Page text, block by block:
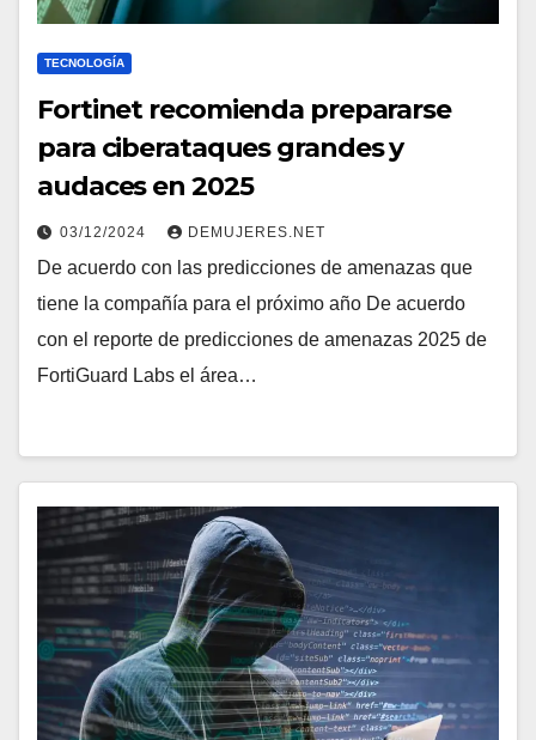
TECNOLOGÍA
Fortinet recomienda prepararse
para ciberataques grandes y
audaces en 2025
03/12/2024 DEMUJERES.NET
De acuerdo con las predicciones de amenazas que
tiene la compañía para el próximo año De acuerdo
con el reporte de predicciones de amenazas 2025 de
FortiGuard Labs el área…